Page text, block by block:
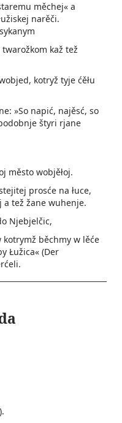
měchej« a
narěči.
kaž tež
kotryž tyje ćěłu
»So napić, najěsć, so
štyri rjane
město wobjěłoj.
prosće na łuce,
tež žane wuhenje.
Njebjelčic,
běchmy w lěće
Łužica« (Der